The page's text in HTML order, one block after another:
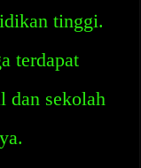
tinggi.
terdapat
dan sekolah